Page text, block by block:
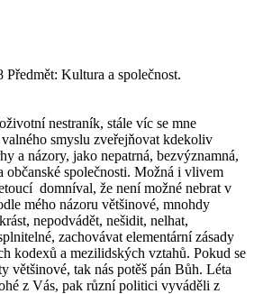
Předmět: Kultura a společnost.
nestraník, stále víc se mne
smyslu zveřejňovat kdekoliv
a názory, jako nepatrná, bezvýznamná,
občanské společnosti. Možná i vlivem
domníval, že není možné nebrat v
mého názoru většinové, mnohdy
nepodvádět, nešidit, nelhat,
zachovávat elementární zásady
kodexů a mezilidských vztahů. Pokud se
většinové, tak nás potěš pán Bůh. Léta
z Vás, pak různí politici vyváděli z